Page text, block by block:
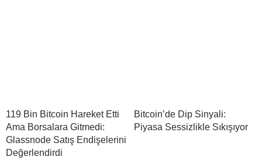
119 Bin Bitcoin Hareket Etti
Ama Borsalara Gitmedi:
Glassnode Satış Endişelerini
Değerlendirdi
Bitcoin’de Dip Sinyali:
Piyasa Sessizlikle Sıkışıyor